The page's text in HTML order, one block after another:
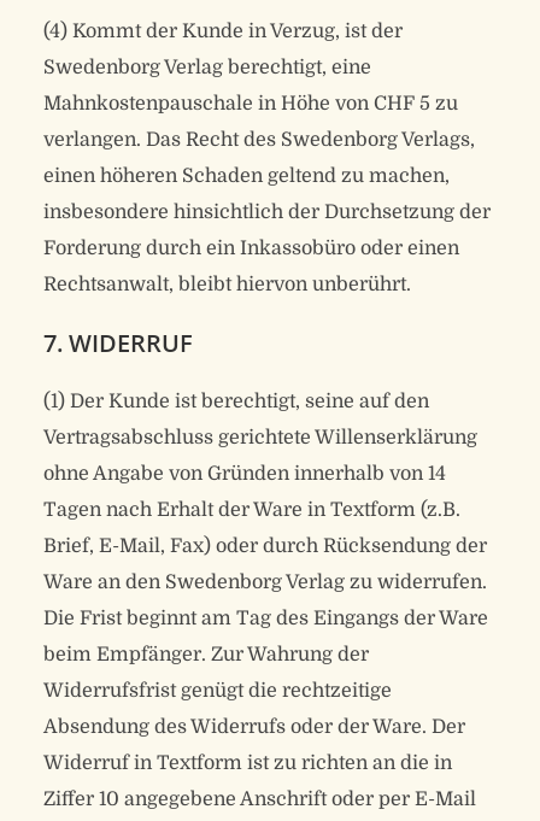
(4) Kommt der Kunde in Verzug, ist der
Swedenborg Verlag berechtigt, eine
Mahnkostenpauschale in Höhe von CHF 5 zu
verlangen. Das Recht des Swedenborg Verlags,
einen höheren Schaden geltend zu machen,
insbesondere hinsichtlich der Durchsetzung der
Forderung durch ein Inkassobüro oder einen
Rechtsanwalt, bleibt hiervon unberührt.
7. WIDERRUF
(1) Der Kunde ist berechtigt, seine auf den
Vertragsabschluss gerichtete Willenserklärung
ohne Angabe von Gründen innerhalb von 14
Tagen nach Erhalt der Ware in Textform (z.B.
Brief, E-Mail, Fax) oder durch Rücksendung der
Ware an den Swedenborg Verlag zu widerrufen.
Die Frist beginnt am Tag des Eingangs der Ware
beim Empfänger. Zur Wahrung der
Widerrufsfrist genügt die rechtzeitige
Absendung des Widerrufs oder der Ware. Der
Widerruf in Textform ist zu richten an die in
Ziffer 10 angegebene Anschrift oder per E-Mail